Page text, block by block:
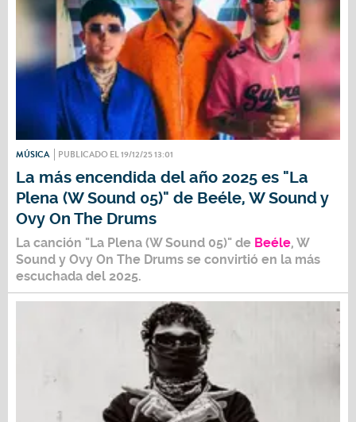
MÚSICA PUBLICADO EL 19/12/25 13:01
La más encendida del año 2025 es "La
Plena (W Sound 05)" de Beéle, W Sound y
Ovy On The Drums
La canción "La Plena (W Sound 05)" de Beéle, W
Sound y Ovy On The Drums se convirtió en la más
escuchada del 2025.